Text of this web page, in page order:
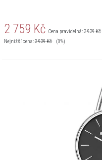
2 759 Kč Cena pravidelná:3 939Kč
Nejnižší cena:3 939Kč (0%)